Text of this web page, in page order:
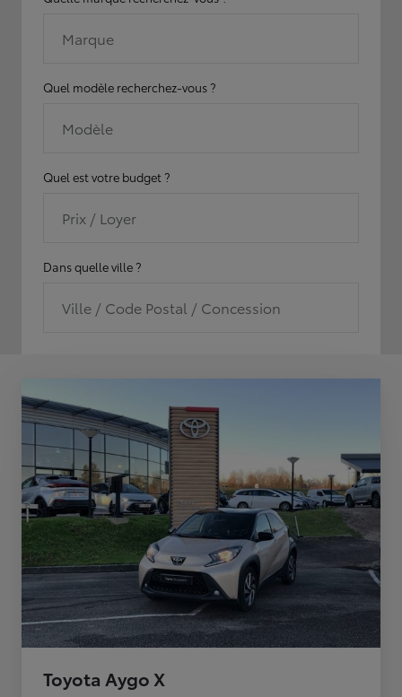
Marque
Quel modèle recherchez-vous ?
Modèle
Quel est votre budget ?
Prix / Loyer
Dans quelle ville ?
Ville / Code Postal / Concession
Toyota Aygo X